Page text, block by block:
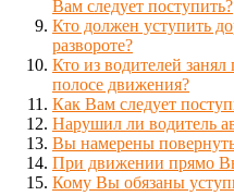
Вам следует поступить?
Кто должен уступить
развороте?
Кто из водителей
полосе движения?
Как Вам следует
Нарушил ли водитель
Вы намерены
При движении прямо
Кому Вы обязаны